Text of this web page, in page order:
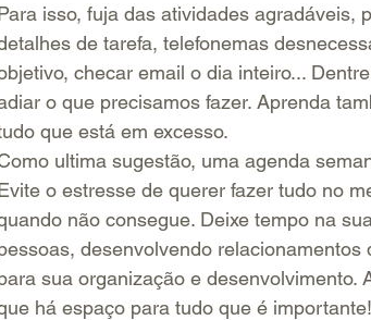
isso, fuja das atividades agradáveis,
de tarefa, telefonemas
checar email o dia inteiro...
o que precisamos fazer. Aprenda
que está em excesso.
ultima sugestão, uma agenda
o estresse de querer fazer tudo no
não consegue. Deixe tempo na
desenvolvendo
sua organização e desenvolvimento.
há espaço para tudo que é importante!